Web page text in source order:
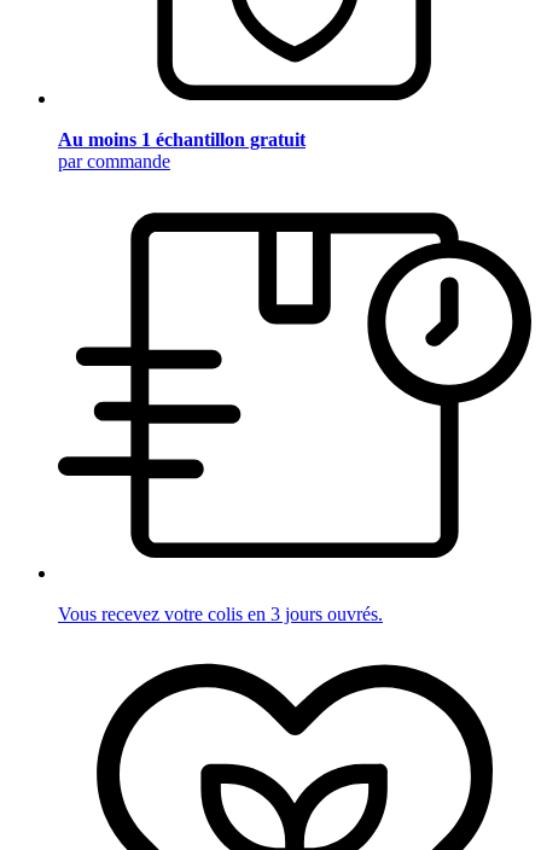
Au moins 1 échantillon gratuit
par commande
Vous recevez votre colis en 3 jours ouvrés.